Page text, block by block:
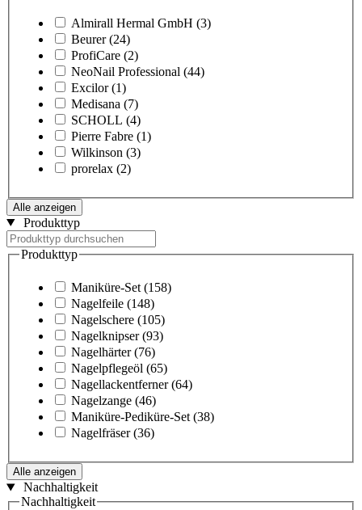
Almirall Hermal GmbH (3)
Beurer (24)
ProfiCare (2)
NeoNail Professional (44)
Excilor (1)
Medisana (7)
SCHOLL (4)
Pierre Fabre (1)
Wilkinson (3)
prorelax (2)
Alle anzeigen
Produkttyp
Produkttyp
Maniküre-Set (158)
Nagelfeile (148)
Nagelschere (105)
Nagelknipser (93)
Nagelhärter (76)
Nagelpflegeöl (65)
Nagellackentferner (64)
Nagelzange (46)
Maniküre-Pediküre-Set (38)
Nagelfräser (36)
Alle anzeigen
Nachhaltigkeit
Nachhaltigkeit